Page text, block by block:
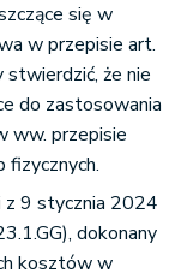
się w
w przepisie art.
że nie
do zastosowania
ww. przepisie
z 9 stycznia 2024
dokonany
kosztów w